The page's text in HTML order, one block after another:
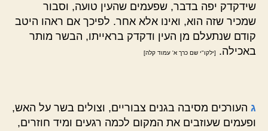
שידקדק יפה בדבר, שפעמים שהעין טועה, וסבור
שמכיר שזה הוא, ואינו אלא אחר. לפיכך אם ראהו היטב
קודם שנתעלם מן העין ודקדק בראייתו, הבשר מותר
באכילה.
[ילקו"י שם כרך א' עמוד קלה]
ג העורכים מסיבה בגנים צבוריים, וצולים בשר על האש,
ופעמים שעוזבים את המקום לכמה רגעים ומיד חוזרים,